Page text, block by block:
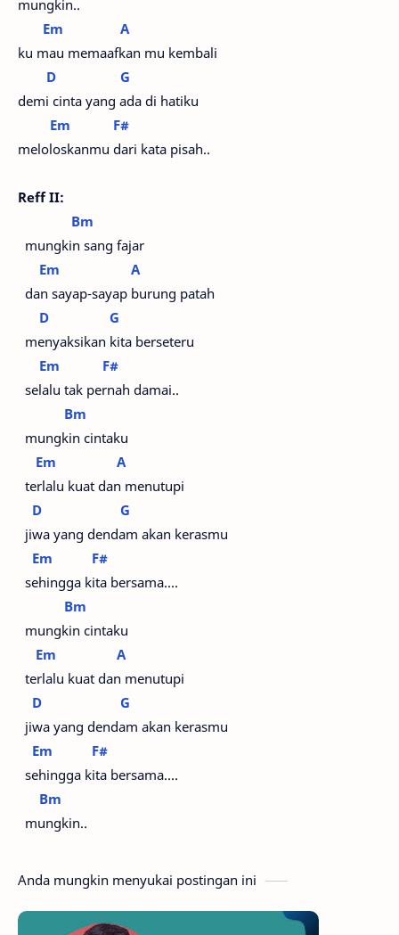
mungkin..
Em
A
ku mau memaafkan mu kembali
D
G
demi cinta yang ada di hatiku
Em
F#
meloloskanmu dari kata pisah..
Reff II:
Bm
mungkin sang fajar
Em
A
dan sayap-sayap burung patah
D
G
menyaksikan kita berseteru
Em
F#
selalu tak pernah damai..
Bm
mungkin cintaku
Em
A
terlalu kuat dan menutupi
D
G
jiwa yang dendam akan kerasmu
Em
F#
sehingga kita bersama….
Bm
mungkin cintaku
Em
A
terlalu kuat dan menutupi
D
G
jiwa yang dendam akan kerasmu
Em
F#
sehingga kita bersama….
Bm
mungkin..
Anda mungkin menyukai postingan ini